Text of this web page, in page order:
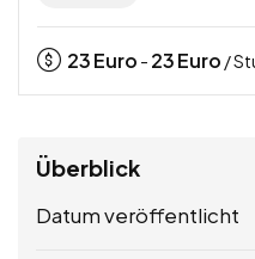
23Euro - 23Euro /
Überblick
Datum veröffentlicht